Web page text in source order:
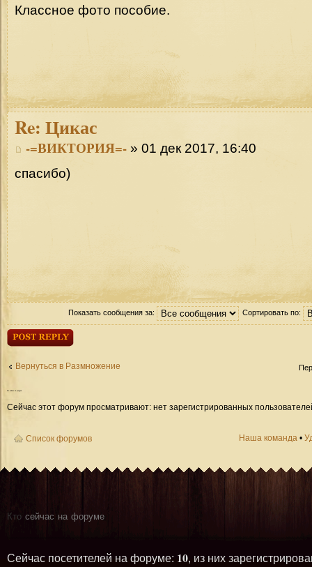
Классное фото пособие.
Re: Цикас
-=ВИКТОРИЯ=- » 01 дек 2017, 16:40
спасибо)
Показать сообщения за: Сортировать по:
Ответить
Вернуться в Размножение
Кто сейчас на форуме
Сейчас этот форум просматривают: нет зарегистрированных
Список форумов Наша команда •
Кто сейчас на форуме
Сейчас посетителей на форуме: 10, из них